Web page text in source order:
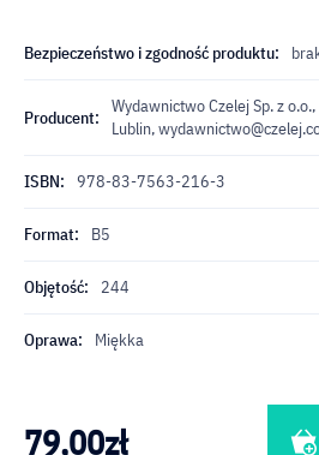
Bezpieczeństwo i zgodność produktu:
Producent:
Wydawnictwo Czelej Sp. z
Lublin,
ISBN: 978-83-7563-216-3
Format: B5
Objętość: 244
Oprawa: Miękka
79,00zł